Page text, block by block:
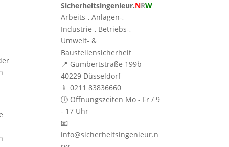
Schreibtischhöhe berechnen
Mutterschutz: Frist berechnen
Taupunkt & Schimmelgefahr
Sicherheitsingenieur.NRW
Arbeits-, Anlagen-,
Industrie-, Betriebs-,
Umwelt- &
Baustellensicherheit
📍 Gumbertstraße 199b
40229 Düsseldorf
📱 0211 83836660
🕔 Öffnungszeiten Mo - Fr / 9
- 17 Uhr
📧
info@sicherheitsingenieur.n